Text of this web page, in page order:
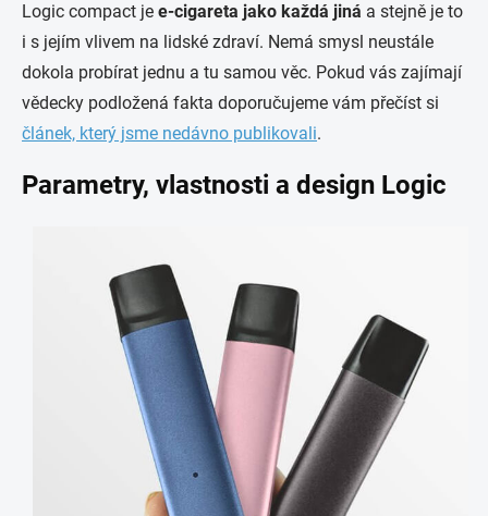
Logic compact je e-cigareta jako každá jiná a stejně je to
i s jejím vlivem na lidské zdraví. Nemá smysl neustále
dokola probírat jednu a tu samou věc. Pokud vás zajímají
vědecky podložená fakta doporučujeme vám přečíst si
článek, který jsme nedávno publikovali.
Parametry, vlastnosti a design Logic